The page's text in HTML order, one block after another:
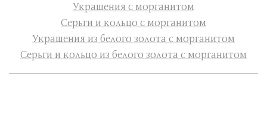
Украшения с морганитом
Серьги и кольцо с морганитом
Украшения из белого золота с морганитом
Серьги и кольцо из белого золота с морганитом